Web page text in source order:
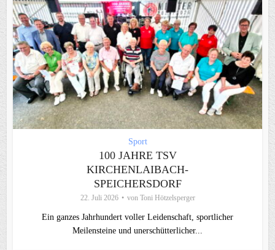
Sport
100 JAHRE TSV
KIRCHENLAIBACH-
SPEICHERSDORF
22. Juli 2026 von Toni Hötzelsperger
Ein ganzes Jahrhundert voller Leidenschaft, sportlicher
Meilensteine und unerschütterlicher...